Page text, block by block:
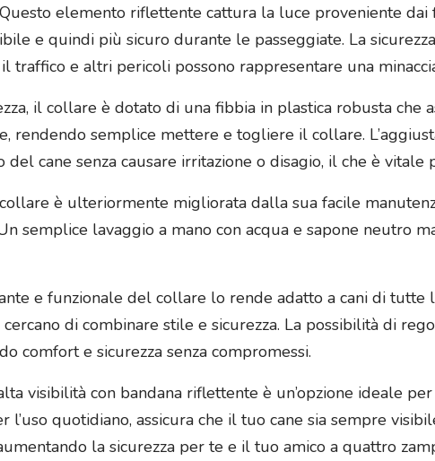
elemento riflettente cattura la luce proveniente
e quindi più sicuro durante le passeggiate. La
traffico e altri pericoli possono rappresentare una
il collare è dotato di una fibbia in plastica robusta che
rendendo semplice mettere e togliere il collare.
cane senza causare irritazione o disagio, il che è
è ulteriormente migliorata dalla sua facile
semplice lavaggio a mano con acqua e sapone neutro
e funzionale del collare lo rende adatto a cani di
di combinare stile e sicurezza. La possibilità di
comfort e sicurezza senza compromessi.
visibilità con bandana riflettente è un’opzione ideale
l’uso quotidiano, assicura che il tuo cane sia sempre
la sicurezza per te e il tuo amico a quattro